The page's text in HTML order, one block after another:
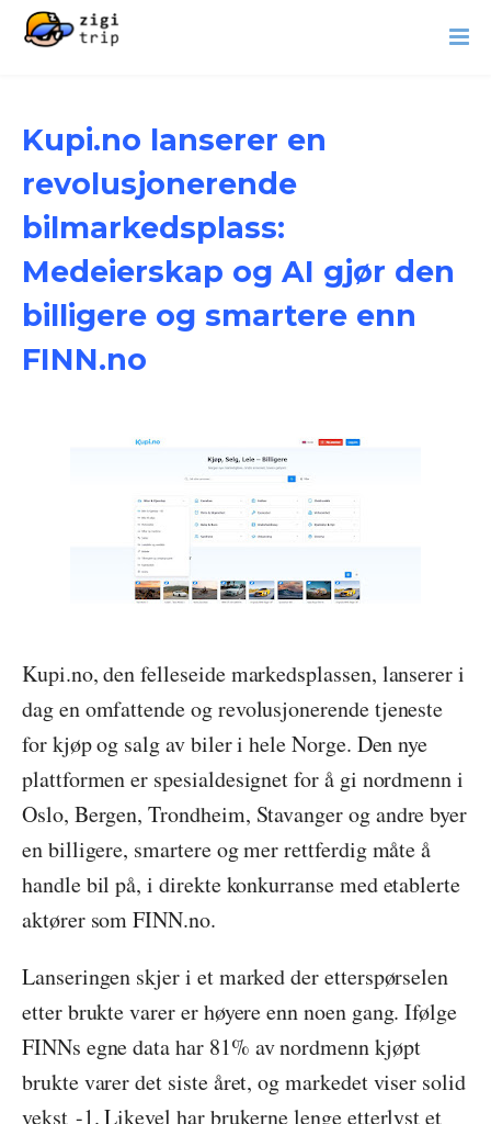
Kupi.no lanserer en
revolusjonerende
bilmarkedsplass:
Medeierskap og AI gjør den
billigere og smartere enn
FINN.no
Kupi.no, den felleseide markedsplassen, lanserer i
dag en omfattende og revolusjonerende tjeneste
for kjøp og salg av biler i hele Norge. Den nye
plattformen er spesialdesignet for å gi nordmenn i
Oslo, Bergen, Trondheim, Stavanger og andre byer
en billigere, smartere og mer rettferdig måte å
handle bil på, i direkte konkurranse med etablerte
aktører som FINN.no.
Lanseringen skjer i et marked der etterspørselen
etter brukte varer er høyere enn noen gang. Ifølge
FINNs egne data har 81% av nordmenn kjøpt
brukte varer det siste året, og markedet viser solid
vekst -1. Likevel har brukerne lenge etterlyst et